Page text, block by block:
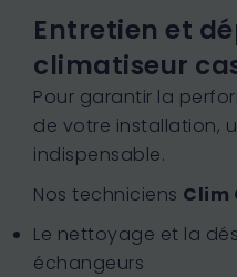
Entretien et
climatiseur
Pour garantir la
de votre installation,
indispensable.
Nos techniciens Clim
Le nettoyage et la
échangeurs